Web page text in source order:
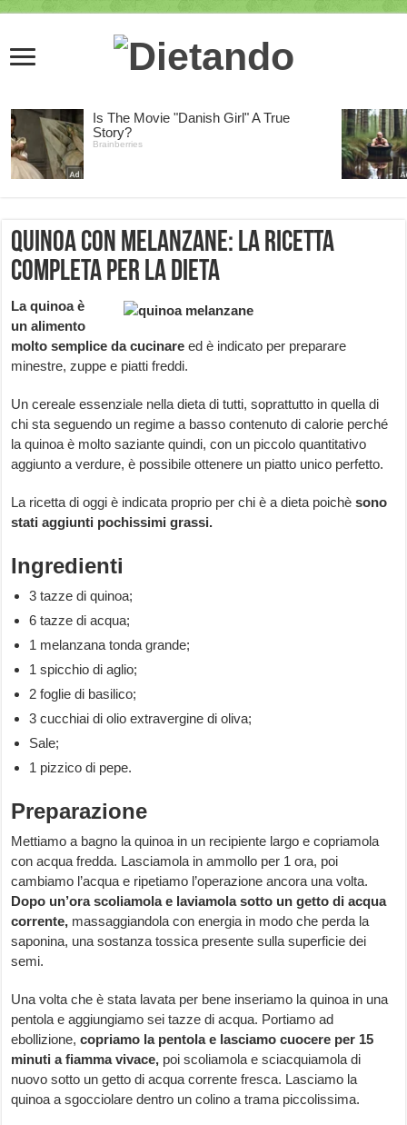
Quinoa con melanzane: la ricetta
completa per la dieta
La quinoa è
un alimento
molto semplice da cucinare ed è indicato per preparare
minestre, zuppe e piatti freddi.
Un cereale essenziale nella dieta di tutti, soprattutto in quella di
chi sta seguendo un regime a basso contenuto di calorie perché
la quinoa è molto saziante quindi, con un piccolo quantitativo
aggiunto a verdure, è possibile ottenere un piatto unico perfetto.
La ricetta di oggi è indicata proprio per chi è a dieta poichè sono
stati aggiunti pochissimi grassi.
Ingredienti
3 tazze di quinoa;
6 tazze di acqua;
1 melanzana tonda grande;
1 spicchio di aglio;
2 foglie di basilico;
3 cucchiai di olio extravergine di oliva;
Sale;
1 pizzico di pepe.
Preparazione
Mettiamo a bagno la quinoa in un recipiente largo e copriamola
con acqua fredda. Lasciamola in ammollo per 1 ora, poi
cambiamo l’acqua e ripetiamo l’operazione ancora una volta.
Dopo un’ora scoliamola e laviamola sotto un getto di acqua
corrente, massaggiandola con energia in modo che perda la
saponina, una sostanza tossica presente sulla superficie dei
semi.
Una volta che è stata lavata per bene inseriamo la quinoa in una
pentola e aggiungiamo sei tazze di acqua. Portiamo ad
ebollizione,copriamo la pentola e lasciamo cuocere per 15
minuti a fiamma vivace, poi scoliamola e sciacquiamola di
nuovo sotto un getto di acqua corrente fresca. Lasciamo la
quinoa a sgocciolare dentro un colino a trama piccolissima.